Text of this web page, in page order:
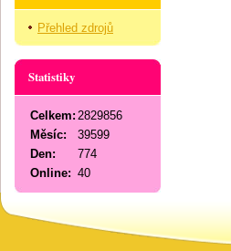
Přehled zdrojů
Statistiky
Online: 40
Celkem: 2829856
Měsíc:
39599
Den:
774